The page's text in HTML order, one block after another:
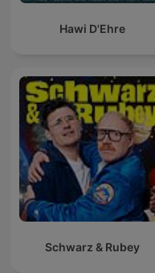
Hawi D'Ehre
Schwarz & Rubey